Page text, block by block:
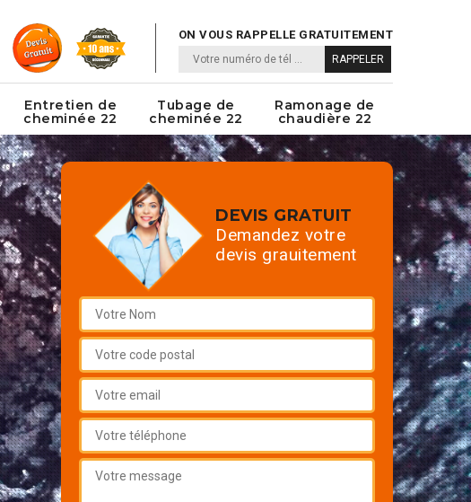
ON VOUS RAPPELLE GRATUITEMENT
Entretien de
cheminée 22
Tubage de
cheminée 22
Ramonage de
chaudière 22
DEVIS GRATUIT
Demandez votre
devis grauitement